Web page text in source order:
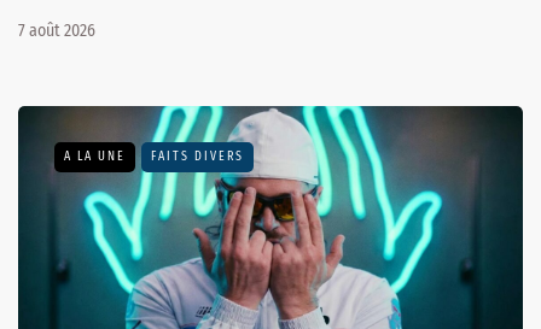
7 août 2026
A LA UNE FAITS DIVERS